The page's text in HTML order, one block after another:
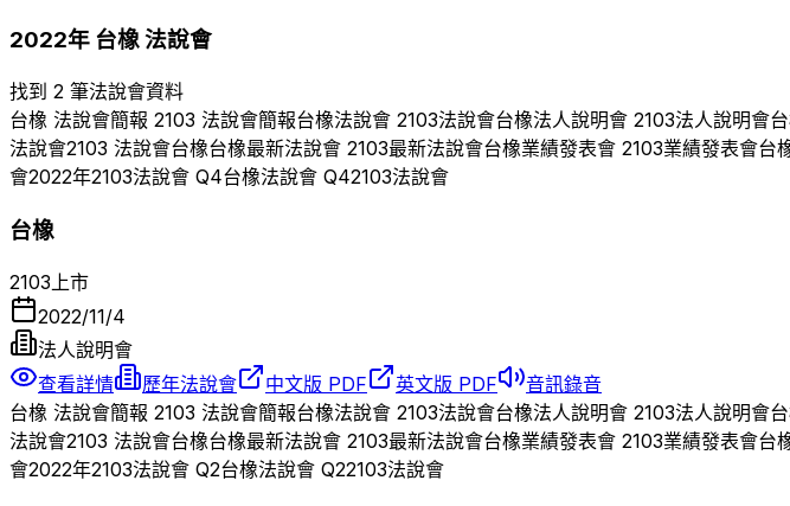
2022年 台橡法說會
找到 2 筆法說會資料
台橡 法說會簡報 2103 法說會簡報台橡法說會 2103法說會台橡法人說明會 2103法人說明會
法說會2103 法說會台橡台橡最新法說會 2103最新法說會台橡業績發表會 2103業績發表會台
會2022年2103法說會 Q4台橡法說會 Q42103法說會
台橡
2103 上市
2022/11/4
法人說明會
查看詳情
歷年法說會 中文版 PDF 英文版 PDF
音訊錄音
台橡 法說會簡報 2103 法說會簡報台橡法說會 2103法說會台橡法人說明會 2103法人說明會
法說會2103 法說會台橡台橡最新法說會 2103最新法說會台橡業績發表會 2103業績發表會台
會2022年2103法說會 Q2台橡法說會 Q22103法說會